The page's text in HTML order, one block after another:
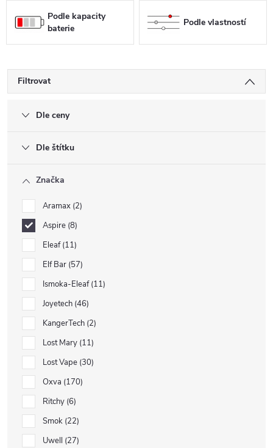
Podle kapacity
baterie
Podle vlastností
Filtrovat
Dle ceny
Dle štítku
Značka
Aramax 2
Aspire 8
Eleaf 11
Elf Bar 57
Ismoka-Eleaf 11
Joyetech 46
KangerTech 2
Lost Mary 11
Lost Vape 30
Oxva 170
Ritchy 6
Smok 22
Uwell 27